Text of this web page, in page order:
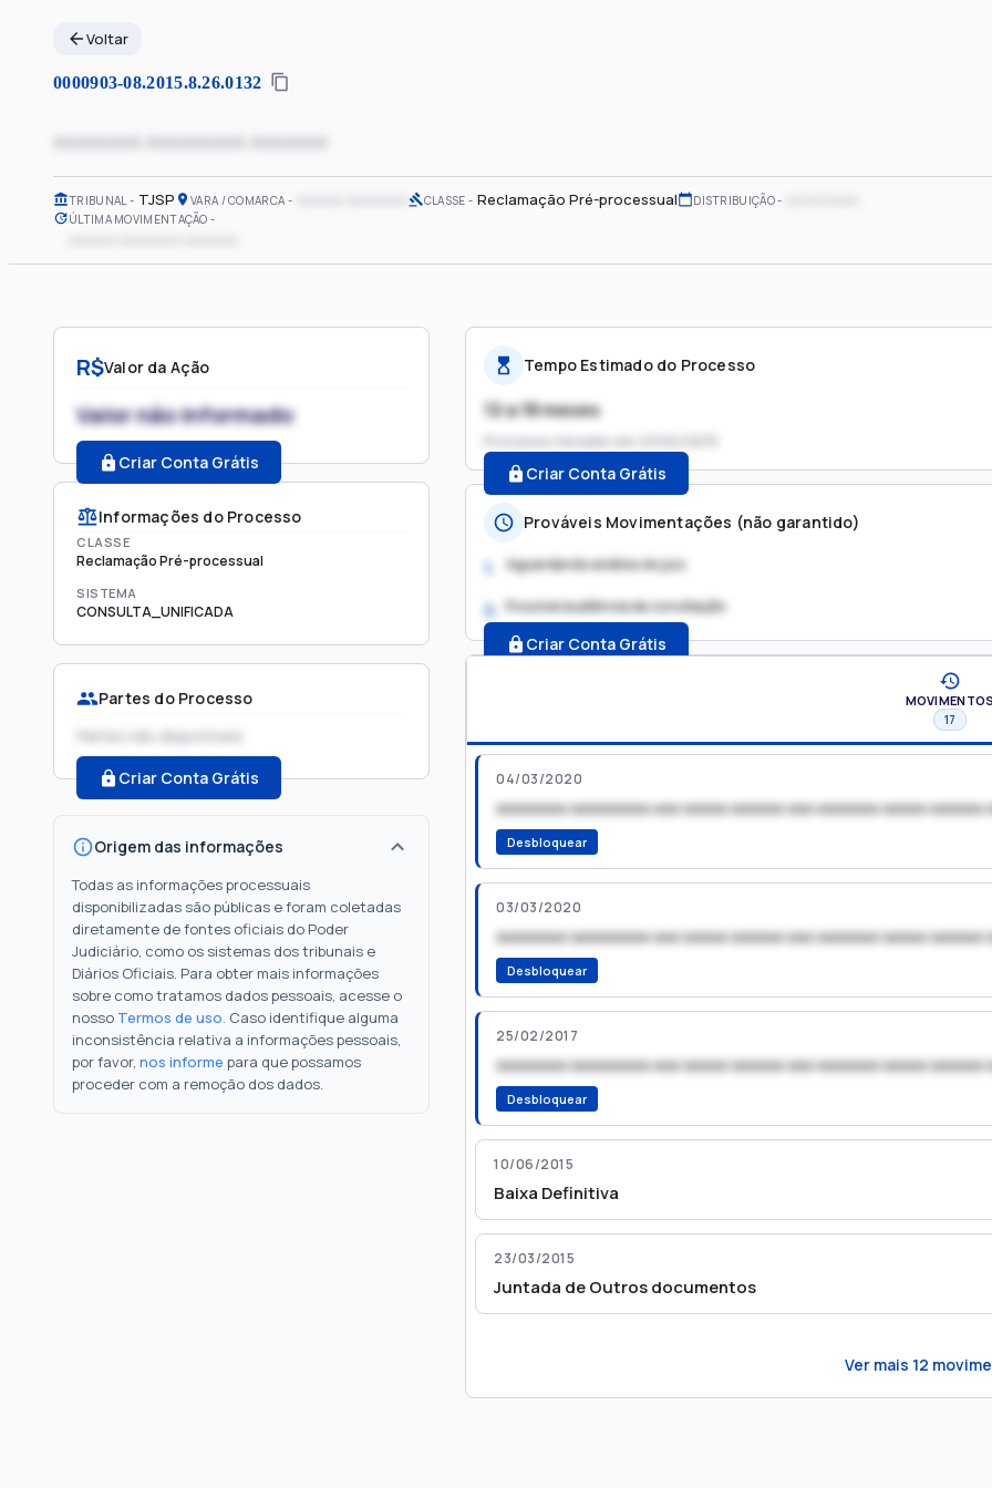
Voltar
0000903-08.2015.8.26.0132
xxxxxxxx xxxxxxxxx xxxxxxx
TRIBUNAL TJSP VARA / COMARCA CLASSE Reclamação Pré-processual DISTRIBUIÇÃO
ÚLTIMA MOVIMENTAÇÃO
R$Valor da Ação
Valor não informado
Criar Conta Grátis
Informações do Processo
CLASSE
Reclamação Pré-processual
SISTEMA
CONSULTA_UNIFICADA
Partes do Processo
Partes não disponíveis
Criar Conta Grátis
Origem das informações
Todas as informações processuais
disponibilizadas são públicas e foram coletadas
diretamente de fontes oficiais do Poder
Judiciário, como os sistemas dos tribunais e
Diários Oficiais. Para obter mais informações
sobre como tratamos dados pessoais, acesse o
nosso Termos de uso. Caso identifique alguma
inconsistência relativa a informações pessoais,
por favor, nos informe para que possamos
proceder com a remoção dos dados.
Tempo Estimado do Processo
12 a 18 meses
Processo iniciado em
Criar Conta Grátis
Prováveis Movimentações (não garantido)
1. Aguardando análise do juiz
2. Possível audiência de conciliação
Criar Conta Grátis
MOVIMENTOS
17
04/03/2020
xxxxxxxx xxxxxxxxx xxx xxxxx xxxxxx xxx xxxxxxx xxxxx xxxxxx
Desbloquear
03/03/2020
xxxxxxxx xxxxxxxxx xxx xxxxx xxxxxx xxx xxxxxxx xxxxx xxxxxx
Desbloquear
25/02/2017
xxxxxxxx xxxxxxxxx xxx xxxxx xxxxxx xxx xxxxxxx xxxxx xxxxxx
Desbloquear
10/06/2015
Baixa Definitiva
23/03/2015
Juntada de Outros documentos
Ver mais 12